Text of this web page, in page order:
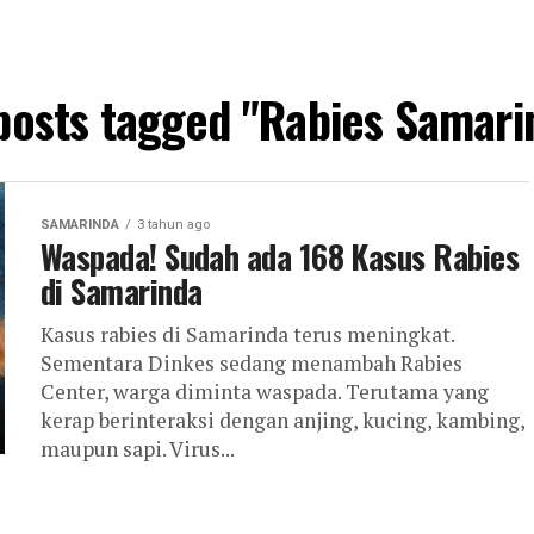
tagged "Rabies
SAMARINDA 3 tahun ago
Waspada! Sudah ada 168 Kasus Rabies
di Samarinda
Kasus rabies di Samarinda terus meningkat.
Sementara Dinkes sedang menambah Rabies
Center, warga diminta waspada. Terutama yang
kerap berinteraksi dengan anjing, kucing, kambing,
maupun sapi. Virus...